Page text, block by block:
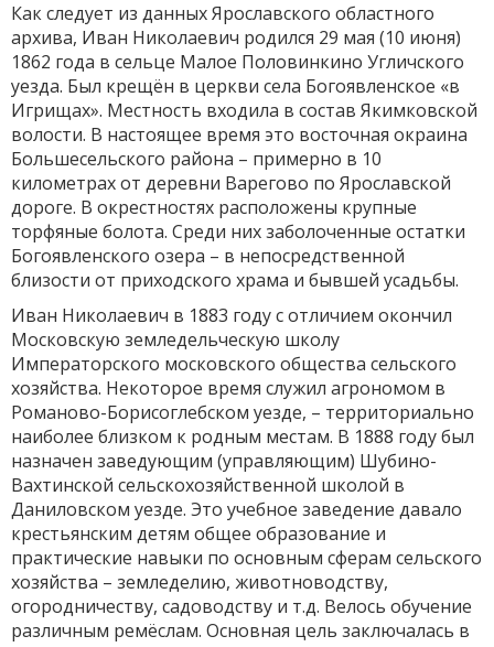
Как следует из данных Ярославского областного
архива, Иван Николаевич родился 29 мая (10 июня)
1862 года в сельце Малое Половинкино Угличского
уезда. Был крещён в церкви села Богоявленское «в
Игрищах». Местность входила в состав Якимковской
волости. В настоящее время это восточная окраина
Большесельского района – примерно в 10
километрах от деревни Варегово по Ярославской
дороге. В окрестностях расположены крупные
торфяные болота. Среди них заболоченные остатки
Богоявленского озера – в непосредственной
близости от приходского храма и бывшей усадьбы.
Иван Николаевич в 1883 году с отличием окончил
Московскую земледельческую школу
Императорского московского общества сельского
хозяйства. Некоторое время служил агрономом в
Романово-Борисоглебском уезде, – территориально
наиболее близком к родным местам. В 1888 году был
назначен заведующим (управляющим) Шубино-
Вахтинской сельскохозяйственной школой в
Даниловском уезде. Это учебное заведение давало
крестьянским детям общее образование и
практические навыки по основным сферам сельского
хозяйства – земледелию, животноводству,
огородничеству, садоводству и т.д. Велось обучение
различным ремёслам. Основная цель заключалась в